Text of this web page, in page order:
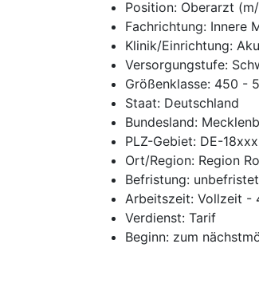
Position: Oberarzt
Fachrichtung: Innere
Klinik/Einrichtung:
Versorgungstufe:
Größenklasse: 450 -
Staat: Deutschland
Bundesland:
PLZ-Gebiet: DE-18xxx
Ort/Region: Region
Befristung: unbefristet
Arbeitszeit: Vollzeit -
Verdienst: Tarif
Beginn: zum